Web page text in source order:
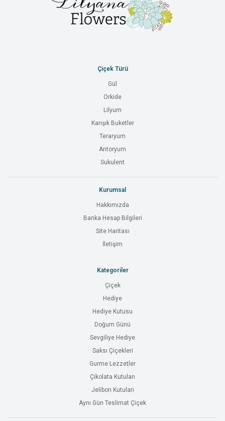
Çiçek Türü
Gül
Orkide
Lilyum
Karışık Buketler
Teraryum
Antoryum
Sukulent
Kurumsal
Hakkımızda
Banka Hesap Bilgileri
Site Haritası
İletişim
Kategoriler
Çiçek
Hediye
Hediye Kutusu
Doğum Günü
Sevgiliye Hediye
Saksı Çiçekleri
Gurme Lezzetler
Çikolata Kutuları
Jelibon Kutuları
Aynı Gün Teslimat Çiçek